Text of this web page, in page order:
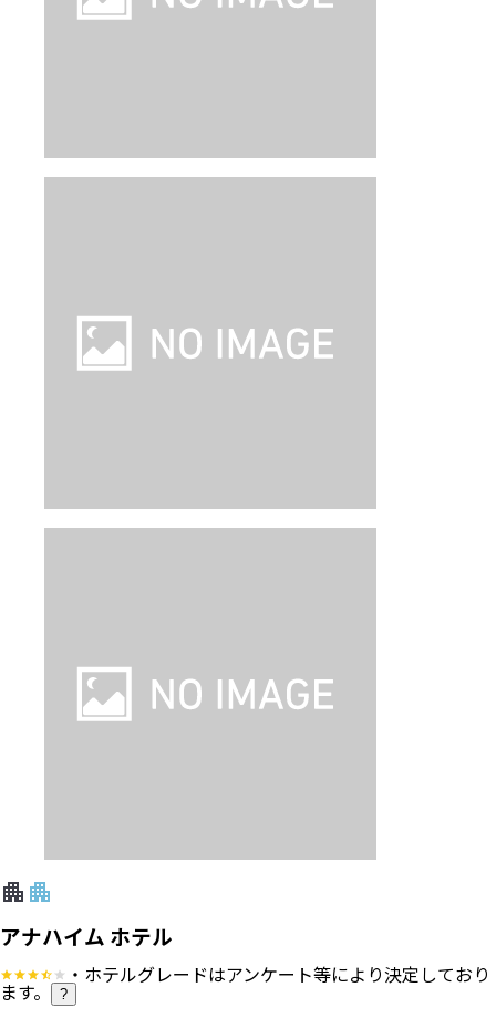
アナハイム ホテル
・ホテルグレードはアンケート等により決定しており
ます。 ?